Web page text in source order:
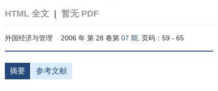
HTML 全文 暂无 PDF
外国经济与管理 2006 年 第 28 卷第 07 期 , 页码：59 - 65
摘要 参考文献